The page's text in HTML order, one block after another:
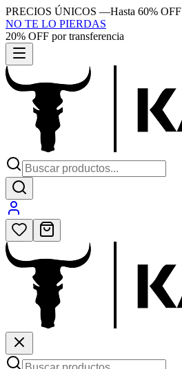
PRECIOS ÚNICOS —Hasta 60% OFF
NO TE LO PIERDAS
20% OFF por transferencia